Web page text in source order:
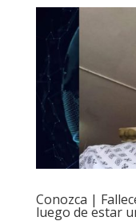
Conozca |
luego de estar